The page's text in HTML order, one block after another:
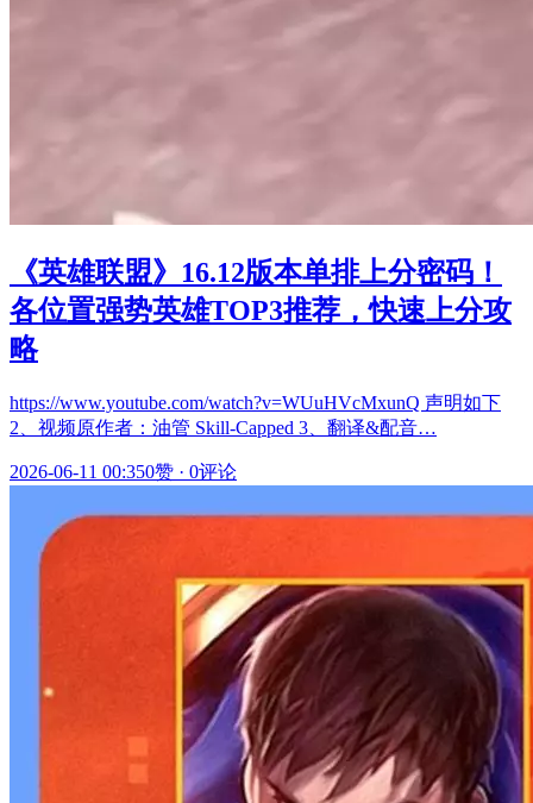
《英雄联盟》16.12版本单排上分密码！
各位置强势英雄TOP3推荐，快速上分攻
略
https://www.youtube.com/watch?v=WUuHVcMxunQ 声明如下
2、视频原作者：油管 Skill-Capped 3、翻译&配音…
2026-06-11 00:350赞 · 0评论